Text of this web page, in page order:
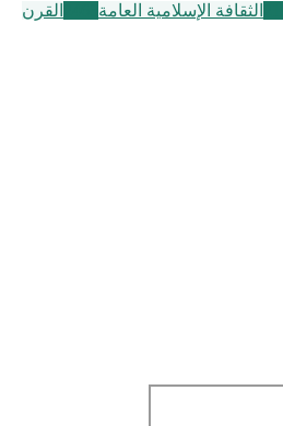
الثقافة الإسلامية العامة
القرن